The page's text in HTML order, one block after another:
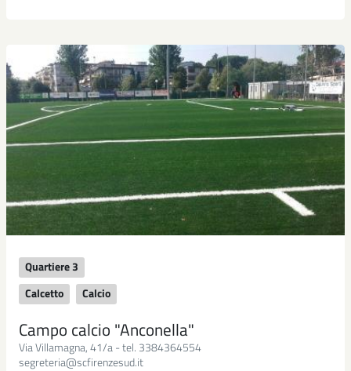
Quartiere 3
Calcetto
Calcio
Campo calcio "Anconella"
Via Villamagna, 41/a - tel. 3384364554
segreteria@scfirenzesud.it